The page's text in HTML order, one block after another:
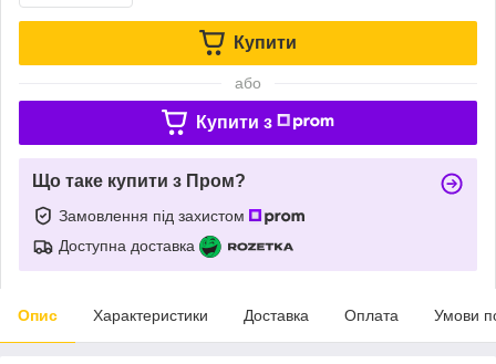
Купити
або
Купити з
Що таке купити з Пром?
Замовлення під захистом
Доступна доставка
Опис Характеристики Доставка Оплата Умови